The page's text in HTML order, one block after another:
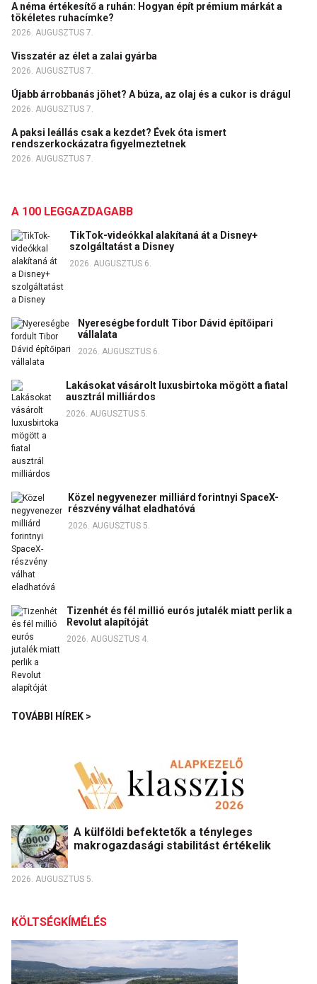
A néma értékesítő a ruhán: Hogyan épít prémium márkát a
tökéletes ruhacímke?
2026. AUGUSZTUS 7.
Visszatér az élet a zalai gyárba
2026. AUGUSZTUS 7.
Újabb árrobbanás jöhet? A búza, az olaj és a cukor is drágul
2026. AUGUSZTUS 7.
A paksi leállás csak a kezdet? Évek óta ismert
rendszerkockázatra figyelmeztetnek
2026. AUGUSZTUS 7.
A 100 LEGGAZDAGABB
TikTok-videókkal alakítaná át a Disney+
szolgáltatást a Disney
2026. AUGUSZTUS 6.
Nyereségbe fordult Tibor Dávid építőipari
vállalata
2026. AUGUSZTUS 6.
Lakásokat vásárolt luxusbirtoka mögött a fiatal
ausztrál milliárdos
2026. AUGUSZTUS 5.
Közel negyvenezer milliárd forintnyi SpaceX-
részvény válhat eladhatóvá
2026. AUGUSZTUS 5.
Tizenhét és fél millió eurós jutalék miatt perlik a
Revolut alapítóját
2026. AUGUSZTUS 4.
TOVÁBBI HÍREK >
A külföldi befektetők a tényleges
makrogazdasági stabilitást értékelik
2026. AUGUSZTUS 5.
KÖLTSÉGKÍMÉLÉS